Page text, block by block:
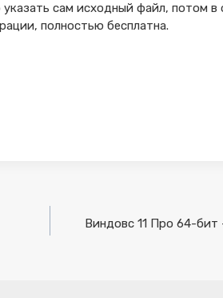
сам исходный файл, потом в
полностью бесплатна.
Виндовс 11 Про 64-бит